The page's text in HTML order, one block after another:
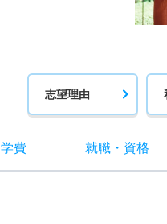
志望理由
学費 就職・ 資格